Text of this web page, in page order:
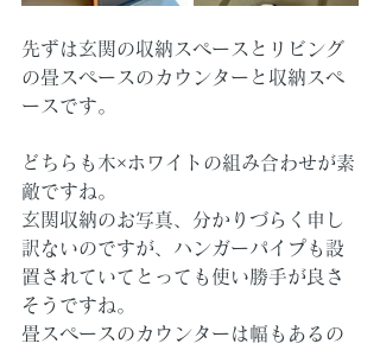
先ずは玄関の収納スペースとリビング
の畳スペースのカウンターと収納スペ
ースです。
どちらも木×ホワイトの組み合わせが素
敵ですね。
玄関収納のお写真、分かりづらく申し
訳ないのですが、ハンガーパイプも設
置されていてとっても使い勝手が良さ
そうですね。
畳スペースのカウンターは幅もあるの